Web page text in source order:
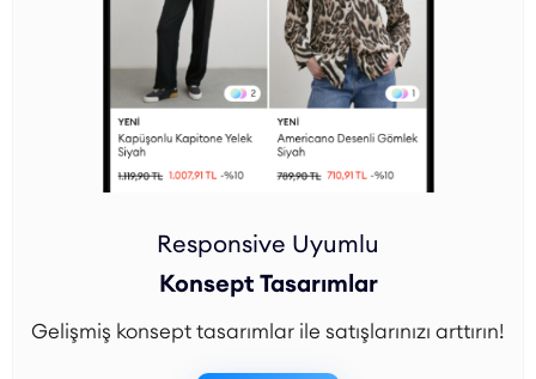
Responsive Uyumlu
Konsept Tasarımlar
Gelişmiş konsept tasarımlar ile satışlarınızı arttırın!